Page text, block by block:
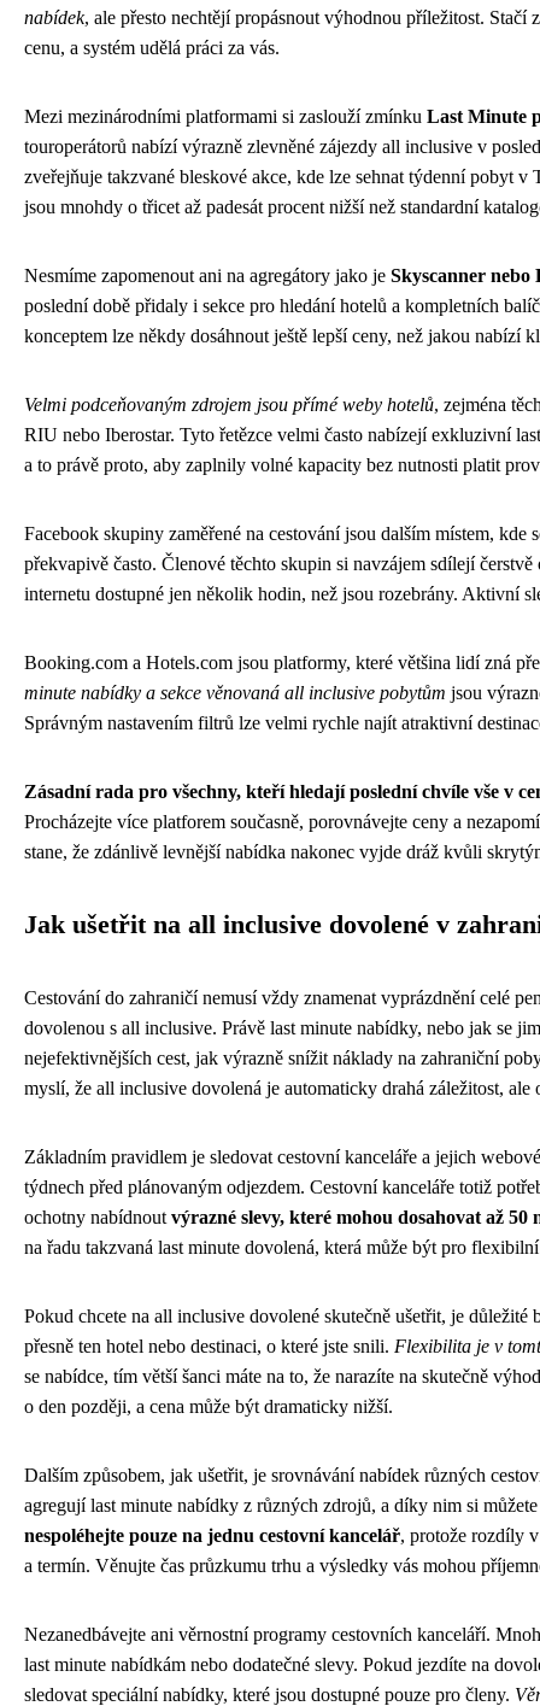
nabídek, ale přesto nechtějí propásnout výhodnou příležitost.
cenu, a systém udělá práci za vás.
Mezi mezinárodními platformami si zaslouží zmínku Last Minute
touroperátorů nabízí výrazně zlevněné zájezdy all inclusive v
zveřejňuje takzvané bleskové akce, kde lze sehnat týdenní pobyt v
jsou mnohdy o třicet až padesát procent nižší než standardní
Nesmíme zapomenout ani na agregátory jako je Skyscanner nebo
poslední době přidaly i sekce pro hledání hotelů a kompletních
konceptem lze někdy dosáhnout ještě lepší ceny, než jakou nabízí
Velmi podceňovaným zdrojem jsou přímé weby hotelů, zejména
RIU nebo Iberostar. Tyto řetězce velmi často nabízejí exkluzivní
a to právě proto, aby zaplnily volné kapacity bez nutnosti platit
Facebook skupiny zaměřené na cestování jsou dalším místem, kde
překvapivě často. Členové těchto skupin si navzájem sdílejí
internetu dostupné jen několik hodin, než jsou rozebrány. Aktivní
Booking.com a Hotels.com jsou platformy, které většina lidí zná
minute nabídky a sekce věnovaná all inclusive pobytům jsou
Správným nastavením filtrů lze velmi rychle najít atraktivní
Zásadní rada pro všechny, kteří hledají poslední chvíle vše v
Procházejte více platforem současně, porovnávejte ceny a
stane, že zdánlivě levnější nabídka nakonec vyjde dráž kvůli
Jak ušetřit na all inclusive dovolené v
Cestování do zahraničí nemusí vždy znamenat vyprázdnění celé
dovolenou s all inclusive. Právě last minute nabídky, nebo jak se
nejefektivnějších cest, jak výrazně snížit náklady na zahraniční
myslí, že all inclusive dovolená je automaticky drahá záležitost,
Základním pravidlem je sledovat cestovní kanceláře a jejich
týdnech před plánovaným odjezdem. Cestovní kanceláře totiž
ochotny nabídnout výrazné slevy, které mohou dosahovat až 50
na řadu takzvaná last minute dovolená, která může být pro
Pokud chcete na all inclusive dovolené skutečně ušetřit, je
přesně ten hotel nebo destinaci, o které jste snili. Flexibilita je v
se nabídce, tím větší šanci máte na to, že narazíte na skutečně
o den později, a cena může být dramaticky nižší.
Dalším způsobem, jak ušetřit, je srovnávání nabídek různých
agregují last minute nabídky z různých zdrojů, a díky nim si
nespoléhejte pouze na jednu cestovní kancelář, protože rozdíly
a termín. Věnujte čas průzkumu trhu a výsledky vás mohou
Nezanedbávejte ani věrnostní programy cestovních kanceláří.
last minute nabídkám nebo dodatečné slevy. Pokud jezdíte na
sledovat speciální nabídky, které jsou dostupné pouze pro členy.